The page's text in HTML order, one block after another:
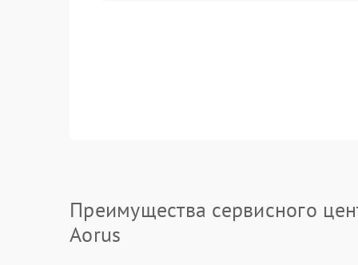
Преимущества сервисного
Aorus